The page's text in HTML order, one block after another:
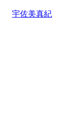
宇佐美真紀